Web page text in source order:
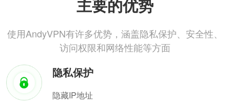
主要的优势
使用AndyVPN有许多优势，涵盖隐私保护、安全性、
访问权限和网络性能等方面
隐私保护
隐藏IP地址